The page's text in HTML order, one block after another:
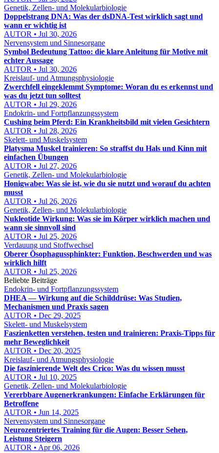
Genetik, Zellen- und Molekularbiologie
Doppelstrang DNA: Was der dsDNA-Test wirklich sagt und
wann er wichtig ist
AUTOR • Jul 30, 2026
Nervensystem und Sinnesorgane
Symbol Bedeutung Tattoo: die klare Anleitung für Motive mit
echter Aussage
AUTOR • Jul 30, 2026
Kreislauf- und Atmungsphysiologie
Zwerchfell eingeklemmt Symptome: Woran du es erkennst und
was du jetzt tun solltest
AUTOR • Jul 29, 2026
Endokrin- und Fortpflanzungssystem
Cushing beim Pferd: Ein Krankheitsbild mit vielen Gesichtern
AUTOR • Jul 28, 2026
Skelett- und Muskelsystem
Platysma Muskel trainieren: So straffst du Hals und Kinn mit
einfachen Übungen
AUTOR • Jul 27, 2026
Genetik, Zellen- und Molekularbiologie
Honigwabe: Was sie ist, wie du sie nutzt und worauf du achten
musst
AUTOR • Jul 26, 2026
Genetik, Zellen- und Molekularbiologie
Nukleotide Wirkung: Was sie im Körper wirklich machen und
wann sie sinnvoll sind
AUTOR • Jul 25, 2026
Verdauung und Stoffwechsel
Oberer Ösophagussphinkter: Funktion, Beschwerden und was
wirklich hilft
AUTOR • Jul 25, 2026
Beliebte Beiträge
Endokrin- und Fortpflanzungssystem
DHEA — Wirkung auf die Schilddrüse: Was Studien,
Mechanismen und Praxis sagen
AUTOR • Dec 29, 2025
Skelett- und Muskelsystem
Faszienketten verstehen, testen und trainieren: Praxis‑Tipps für
mehr Beweglichkeit
AUTOR • Dec 20, 2025
Kreislauf- und Atmungsphysiologie
Die faszinierende Welt des Crico: Was du wissen musst
AUTOR • Jul 10, 2025
Genetik, Zellen- und Molekularbiologie
Vererbbare Augenerkrankungen: Einfache Erklärungen für
Betroffene
AUTOR • Jun 14, 2025
Nervensystem und Sinnesorgane
Neurozentriertes Training für die Augen: Besser Sehen,
Leistung Steigern
AUTOR • Apr 06, 2026